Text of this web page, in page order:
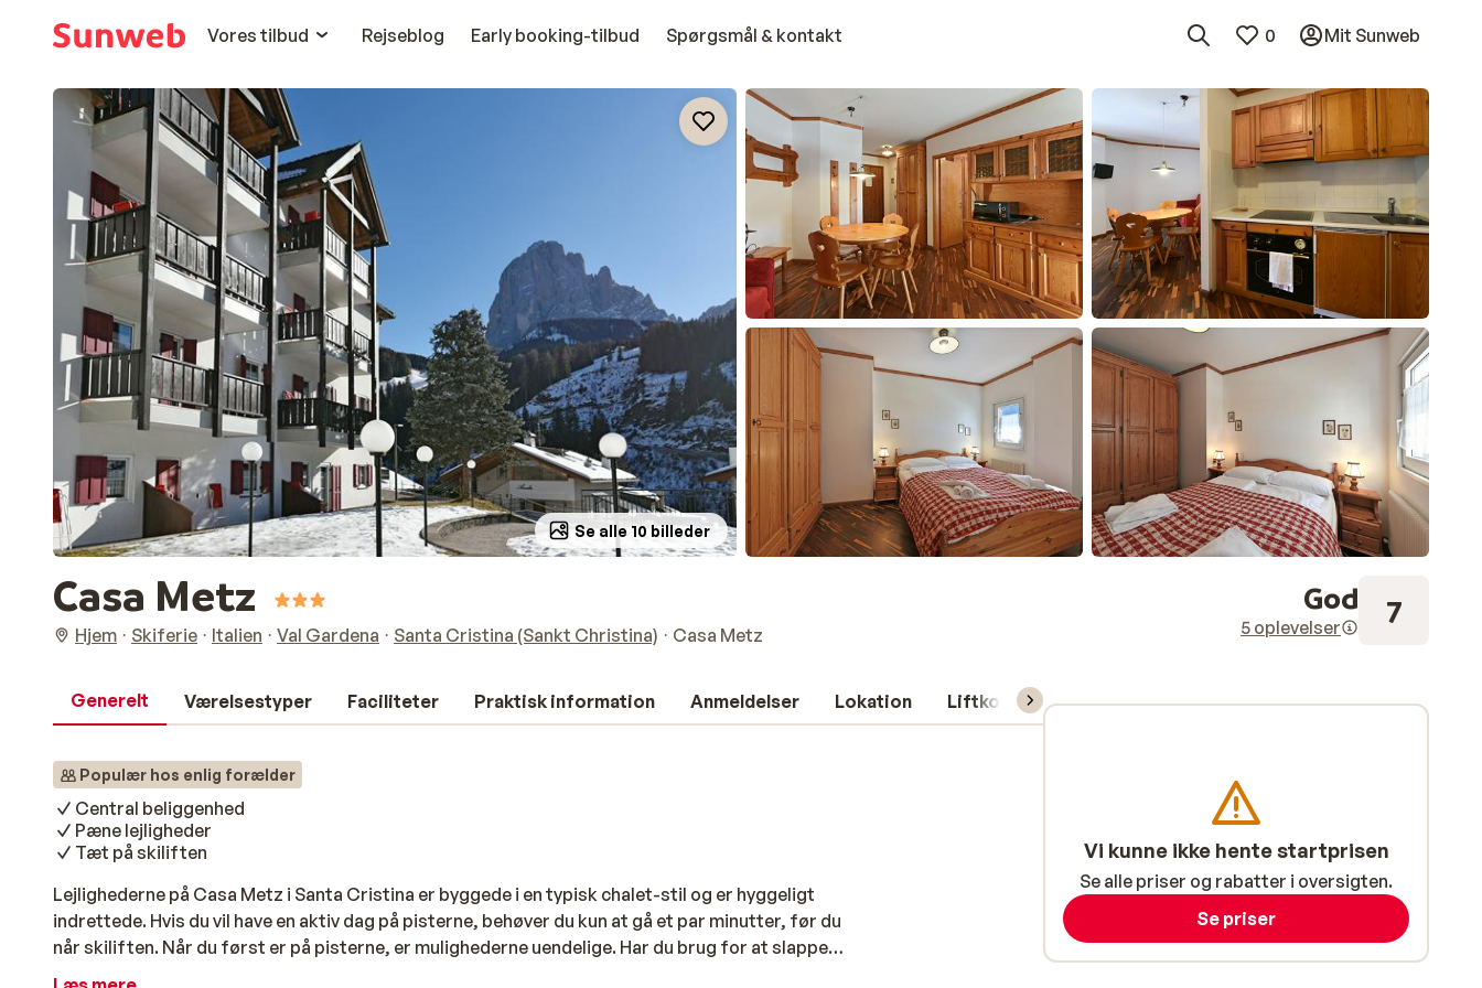
Vores tilbud
Rejseblog Early booking-tilbud Spørgsmål & kontakt 0 Mit Sunweb
Se alle 10 billeder
Casa Metz
Hjem Skiferie Italien Val Gardena Santa Cristina (Sankt Christina) Casa Metz
God
5 oplevelser 7
Generelt Værelsestyper Faciliteter Praktisk information Anmeldelser Lokation Liftkort/skileje/undervisning
Populær hos enlig forælder
Central beliggenhed
Pæne lejligheder
Tæt på skiliften
Lejlighederne på Casa Metz i Santa Cristina er byggede i en typisk chalet-stil og er hyggeligt
indrettede. Hvis du vil have en aktiv dag på pisterne, behøver du kun at gå et par minutter, før du
når skiliften. Når du først er på pisterne, er mulighederne uendelige. Har du brug for at slappe
af, når du vender tilbage til lejligheden? Gå en tur til centrum af Santa Cristina på egen hånd. Her
Vi kunne ikke hente startprisen
Se alle priser og rabatter i oversigten.
Se priser